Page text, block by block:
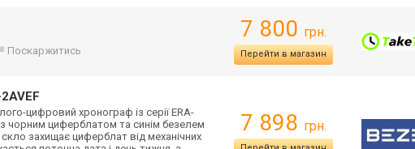
Поскаржитись
7 800 грн.
Перейти в магазин
цифровий хронограф із серії ERA-
з чорним циферблатом та синім безелем
захищає циферблат від механічних
7 898 грн.